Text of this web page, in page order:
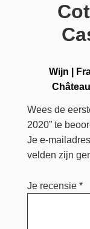
Wijn
Wees de
2020” te
Je e-
velden zijn
Je recensie *